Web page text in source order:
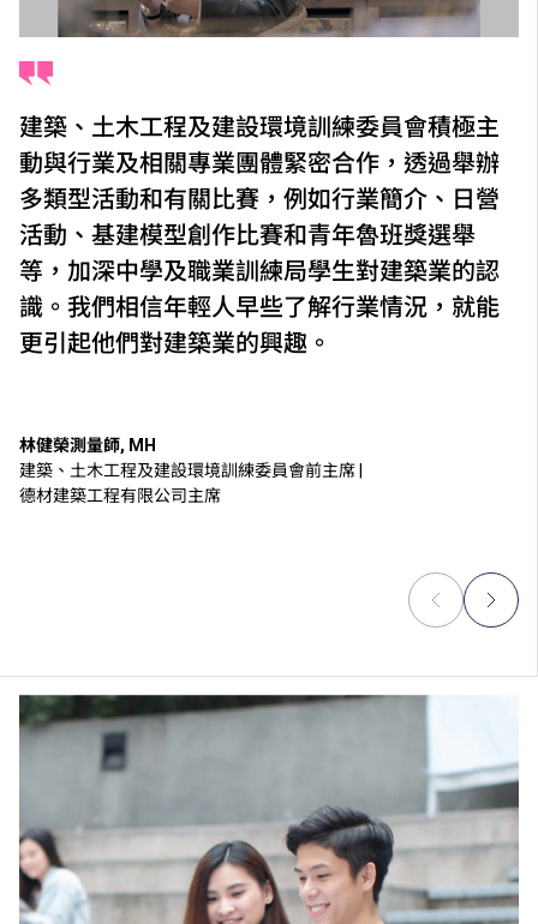
建築、土木工程及建設環境訓練委員會積極主
動與行業及相關專業團體緊密合作，透過舉辦
多類型活動和有關比賽，例如行業簡介、日營
活動、基建模型創作比賽和青年魯班獎選舉
等，加深中學及職業訓練局學生對建築業的認
識。我們相信年輕人早些了解行業情況，就能
更引起他們對建築業的興趣。
林健榮測量師, MH
建築、土木工程及建設環境訓練委員會前主席 |
德材建築工程有限公司主席